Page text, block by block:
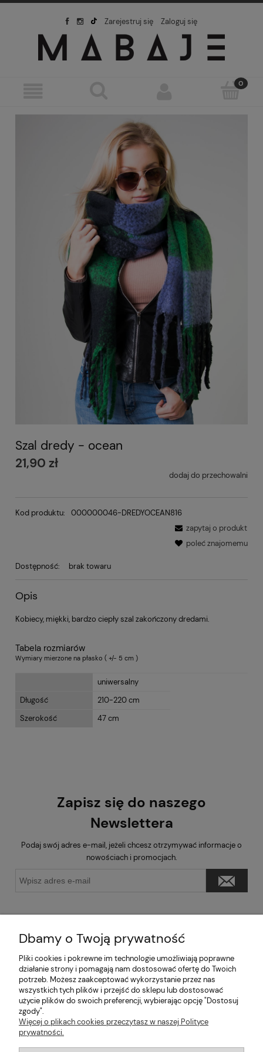
Zarejestruj się Zaloguj się
Szal dredy - ocean
21,90 zł
dodaj do przechowalni
Kod produktu:
000000046-DREDYOCEAN816
zapytaj o produkt
poleć znajomemu
Dostępność: brak towaru
Opis
Kobiecy, miękki, bardzo ciepły szal zakończony dredami.
Tabela rozmiarów
Wymiary mierzone na płasko ( +/- 5 cm )
uniwersalny
Długość
210-220 cm
Szerokość
47 cm
Zapisz się do naszego
Newslettera
Podaj swój adres e-mail, jeżeli chcesz otrzymywać informacje o
nowościach i promocjach.
Pomoc
Moje konto
Informacje
Dbamy o Twoją prywatność
Pliki cookies i pokrewne im technologie umożliwiają poprawne
działanie strony i pomagają nam dostosować ofertę do Twoich
potrzeb. Możesz zaakceptować wykorzystanie przez nas
wszystkich tych plików i przejść do sklepu lub dostosować
użycie plików do swoich preferencji, wybierając opcję "Dostosuj
zgody".
Więcej o plikach cookies przeczytasz w naszej Polityce
prywatności.